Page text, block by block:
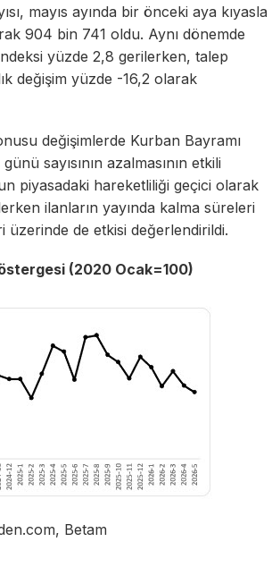
mayıs ayında bir önceki aya kıyasla
904 bin 741 oldu. Aynı dönemde
yüzde 2,8 gerilerken, talep
değişim yüzde -16,2 olarak
değişimlerde Kurban Bayramı
sayısının azalmasının etkili
piyasadaki hareketliliği geçici olarak
ilanların yayında kalma süreleri
üzerinde de etkisi değerlendirildi.
(2020 Ocak=100)
Betam